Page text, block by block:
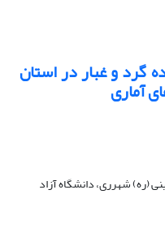
گرد و غبار در استان
آماری
(ره) شهرری، دانشگاه آزاد